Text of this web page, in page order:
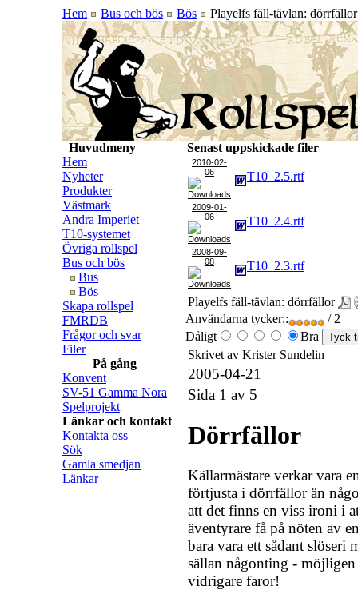
Hem Bus och bös Bös Playelfs fäll-tävlan: dörrfällor
Huvudmeny
Hem
Nyheter
Produkter
Västmark
Andra Imperiet
T10-systemet
Övriga rollspel
Bus och bös
Bus
Bös
Skapa rollspel
FMRDB
Frågor och svar
Filer
På gång
Konvent
SV-51 Gamma Nora
Spelprojekt
Länkar och kontakt
Kontakta oss
Sök
Gamla smedjan
Länkar
Senast uppskickade filer
2010-02-
06
T10_2.5.rtf
2009-01-
06
T10_2.4.rtf
2008-09-
08
T10_2.3.rtf
Playelfs fäll-tävlan: dörrfällor
Användarna tycker::
/ 2
Dåligt
Bra
Skrivet av Krister Sundelin
2005-04-21
Sida 1 av 5
Dörrfällor
Källarmästare verkar vara
förtjusta i dörrfällor än
att det finns en viss ironi i
äventyrare få på nöten av
bara vara ett sådant slöseri
sällan någonting -
vidrigare faror!